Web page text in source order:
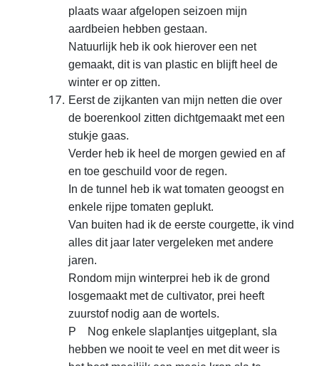
plaats waar afgelopen seizoen mijn
aardbeien hebben gestaan.
Natuurlijk heb ik ook hierover een net
gemaakt, dit is van plastic en blijft heel de
winter er op zitten.
Eerst de zijkanten van mijn netten die over
de boerenkool zitten dichtgemaakt met een
stukje gaas.
Verder heb ik heel de morgen gewied en af
en toe geschuild voor de regen.
In de tunnel heb ik wat tomaten geoogst en
enkele rijpe tomaten geplukt.
Van buiten had ik de eerste courgette, ik vind
alles dit jaar later vergeleken metandere
jaren.
Rondom mijn winterprei heb ik de grond
losgemaakt met de cultivator, prei heeft
zuurstof nodig aan de wortels.
P Nog enkele slaplantjes uitgeplant, sla
hebben we nooit te veel en met dit weer is